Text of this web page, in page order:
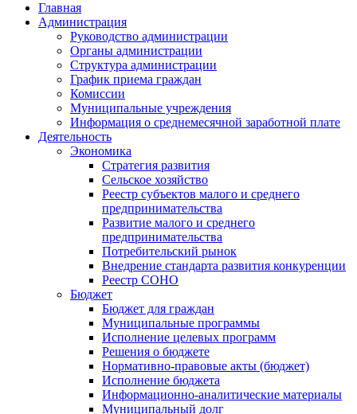
Главная
Администрация
Руководство администрации
Органы администрации
Структура администрации
График приема граждан
Комиссии
Муниципальные учреждения
Информация о среднемесячной заработной плате
Деятельность
Экономика
Стратегия развития
Сельское хозяйство
Реестр субъектов малого и среднего
предпринимательства
Развитие малого и среднего
предпринимательства
Потребительский рынок
Внедрение стандарта развития конкуренции
Реестр СОНО
Бюджет
Бюджет для граждан
Муниципальные программы
Исполнение целевых программ
Решения о бюджете
Нормативно-правовые акты (бюджет)
Исполнение бюджета
Информационно-аналитические материалы
Муниципальный долг